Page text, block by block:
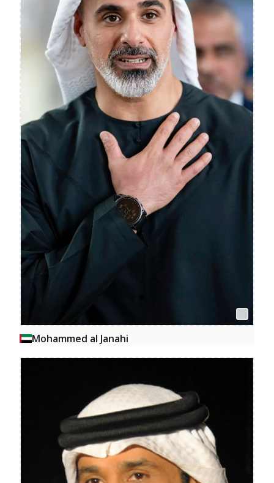
Mohammed al Janahi